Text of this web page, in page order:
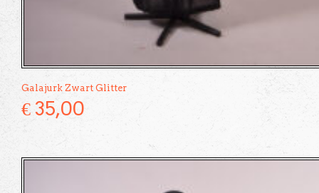
Galajurk Zwart Glitter
€35,00